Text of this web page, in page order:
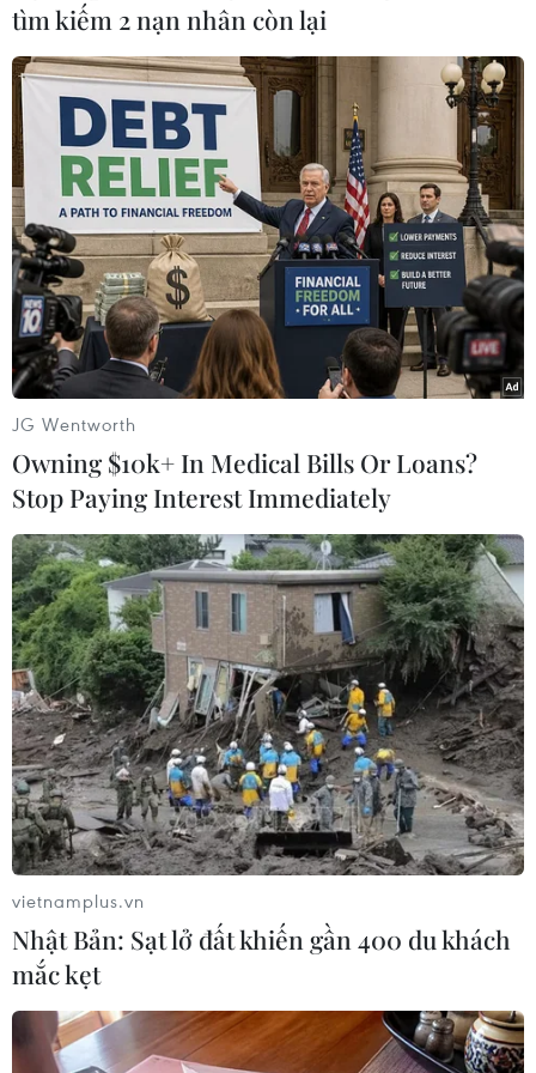
#Máy ảnh #Mỹ rút quân
#Binh sỹ Mỹ
#Lính Mỹ tại Afghanistan
#Lầu Năm Góc
#tin tức thời sự
#tin tức hot
#thời sự thế giới
#VietnamPlus Mỹ
Theo dõi VietnamPlus
TIN LIÊN QUAN
tìm kiếm 2 nạn nhân còn lại
JG Wentworth
Owning $10k+ In Medical Bills Or Loans?
Stop Paying Interest Immediately
vietnamplus.vn
Nhật Bản: Sạt lở đất khiến gần 400 du khách
mắc kẹt